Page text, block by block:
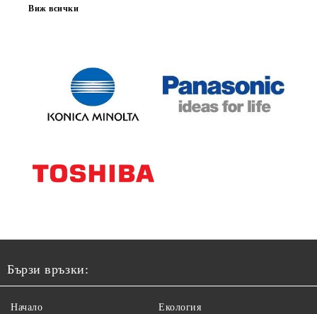
Виж всички
Бързи връзки:
Начало Екология